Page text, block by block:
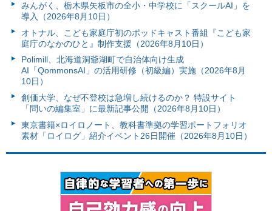
みんがく、栃木県矢板市の全小・中学校に「スクールAI」を
導入（2026年8月10日）
オトナル、こども家庭庁初のポッドキャスト番組『こども家
庭庁のなかのひと』制作支援（2026年8月10日）
Polimill、北海道洞爺湖町で自治体向け生成
AI「QommonsAI」の活用研修（初級編）実施（2026年8月
10日）
創価大学、なぜ不登校は急増し続けるのか？ 特設サイト
「問いの編集室」に最新記事公開（2026年8月10日）
東京書籍×ロイロノート、教科書準拠の学習ポートフォリオ
素材「ロイログ」紹介イベント26日開催（2026年8月10日）